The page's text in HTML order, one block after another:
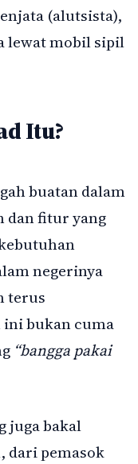
(alutsista),
lewat mobil sipil
Itu?
buatan dalam
dan fitur yang
negerinya
terus
ini bukan cuma
“bangga pakai
juga bakal
dari pemasok